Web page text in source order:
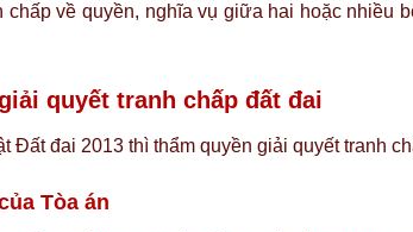
chấp về quyền, nghĩa vụ giữa hai hoặc nhiều
quyết tranh chấp đất đai
Đất đai 2013 thì thẩm quyền giải quyết tranh
Tòa án